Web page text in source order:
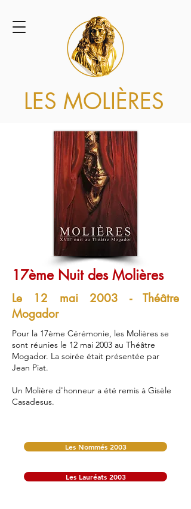
LES MOLIÈRES
17ème Nuit des Molières
Le 12 mai 2003 - Théâtre
Mogador
Pour la 17ème Cérémonie, les Molières se
sont réunies le 12 mai 2003 au Théâtre
Mogador. La soirée était présentée par
Jean Piat.
Un Molière d'honneur a été remis à Gisèle
Casadesus.
Les Nommés 2003
Les Lauréats 2003